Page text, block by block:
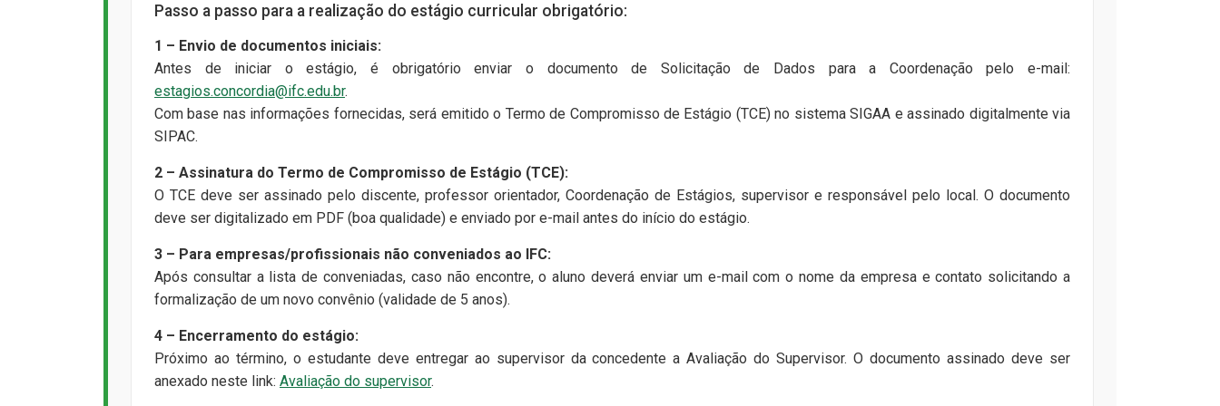
Passo a passo para a realização do estágio curricular obrigatório:
1 – Envio de documentos iniciais:
Antes de iniciar o estágio, é obrigatório enviar o documento de Solicitação de Dados para a Coordenação pelo e-mail:
estagios.concordia@ifc.edu.br.
Com base nas informações fornecidas, será emitido o Termo de Compromisso de Estágio (TCE) no sistema SIGAA e assinado digitalmente via
SIPAC.
2 – Assinatura do Termo de Compromisso de Estágio (TCE):
O TCE deve ser assinado pelo discente, professor orientador, Coordenação de Estágios, supervisor e responsável pelo local. O documento
deve ser digitalizado em PDF (boa qualidade) e enviado por e-mail antes do início do estágio.
3 – Para empresas/profissionais não conveniados ao IFC:
Após consultar a lista de conveniadas, caso não encontre, o aluno deverá enviar um e-mail com o nome da empresa e contato solicitando a
formalização de um novo convênio (validade de 5 anos).
4 – Encerramento do estágio:
Próximo ao término, o estudante deve entregar ao supervisor da concedente a Avaliação do Supervisor. O documento assinado deve ser
anexado neste link: Avaliação do supervisor.